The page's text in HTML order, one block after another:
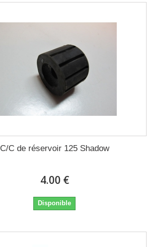
C/C de réservoir 125 Shadow
4.00 €
Disponible